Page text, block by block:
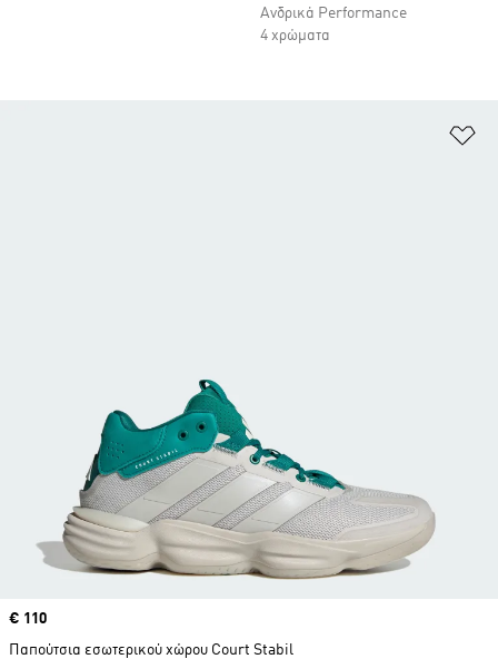
Ανδρικά Performance
4 χρώματα
Price
€ 110
Παπούτσια εσωτερικού χώρου Court Stabil